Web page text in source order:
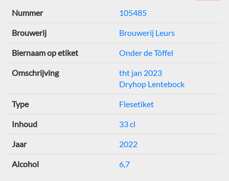
Nummer
105485
Brouwerij Brouwerij Leurs
Biernaam op etiket Onder de Tôffel
Omschrijving
tht jan 2023
Dryhop Lentebock
Type Flesetiket
Inhoud 33 cl
Jaar 2022
Alcohol 6,7